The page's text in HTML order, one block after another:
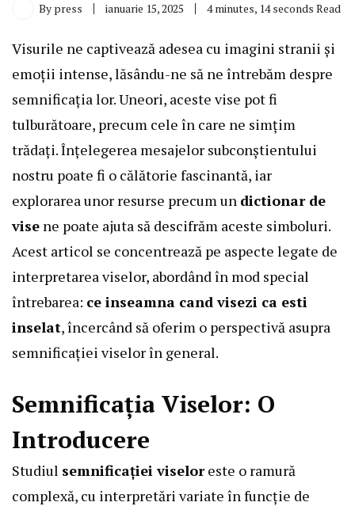
By press ianuarie 15, 2025 4 minutes, 14 seconds Read
Visurile ne captivează adesea cu imagini stranii și
emoții intense, lăsându-ne să ne întrebăm despre
semnificația lor. Uneori, aceste vise pot fi
tulburătoare, precum cele în care ne simțim
trădați. Înțelegerea mesajelor subconștientului
nostru poate fi o călătorie fascinantă, iar
explorarea unor resurse precum un dictionar de
vise ne poate ajuta să descifrăm aceste simboluri.
Acest articol se concentrează pe aspecte legate de
interpretarea viselor, abordând în mod special
întrebarea: ce inseamna cand visezi ca esti
inselat, încercând să oferim o perspectivă asupra
semnificației viselor în general.
Semnificația Viselor: O
Introducere
Studiul semnificației viseloreste o ramură
complexă, cu interpretări variate în funcție de